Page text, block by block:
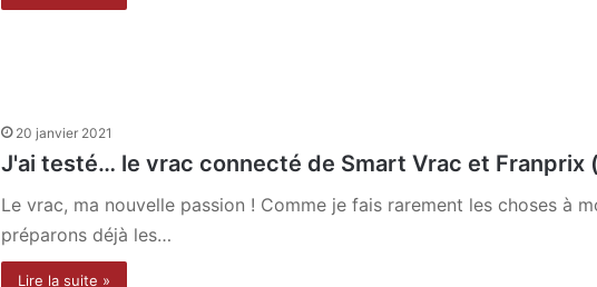
20 janvier 2021
J'ai testé… le vrac connecté de Smart Vrac et Franprix
Le vrac, ma nouvelle passion ! Comme je fais rarement les choses à
préparons déjà les…
Lire la suite »